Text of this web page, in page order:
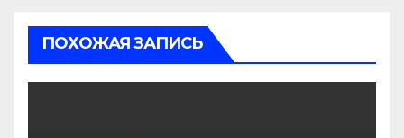
ПОХОЖАЯ ЗАПИСЬ